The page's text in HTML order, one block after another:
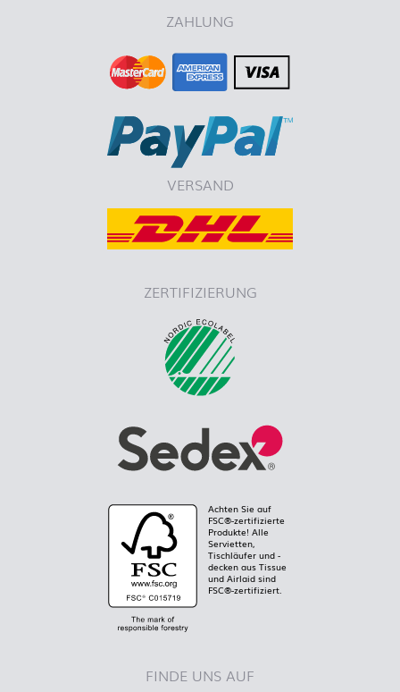
ZAHLUNG
VERSAND
ZERTIFIZIERUNG
Achten Sie auf
FSC®-zertifizierte
Produkte! Alle
Servietten,
Tischläufer und -
decken aus Tissue
und Airlaid sind
FSC®-zertifiziert.
FINDE UNS AUF